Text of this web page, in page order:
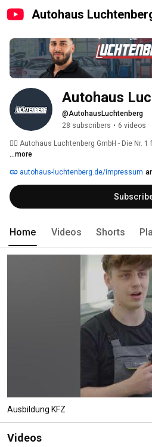
Autohaus
Autohaus
@AutohausLuchtenberg
28 subscribers • 6 videos
👉🏻 Autohaus Luchtenberg GmbH - Die Nr.
...more
autohaus-luchtenberg.de/impressum
Home Videos Shorts
Ausbildung KFZ
Videos